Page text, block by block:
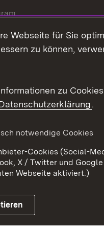
Wall
Cookies
Webseite für Sie
zu können,
zu
.
notwendige Cookies
Cookies (Social-
X / Twitter und
Webseite aktiviert.)